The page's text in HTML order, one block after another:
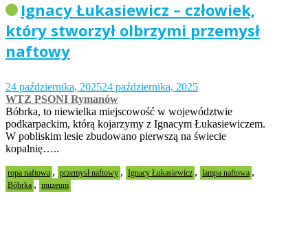
Ignacy Łukasiewicz – człowiek,
który stworzył olbrzymi przemysł
naftowy
24 października, 202524 października, 2025
WTZ PSONI Rymanów
Bóbrka, to niewielka miejscowość w województwie
podkarpackim, którą kojarzymy z Ignacym Łukasiewiczem.
W pobliskim lesie zbudowano pierwszą na świecie
kopalnię…..
ropa naftowa , przemysł naftowy , Ignacy Łukasiewicz , lampa naftowa ,
Bóbrka , muzeum